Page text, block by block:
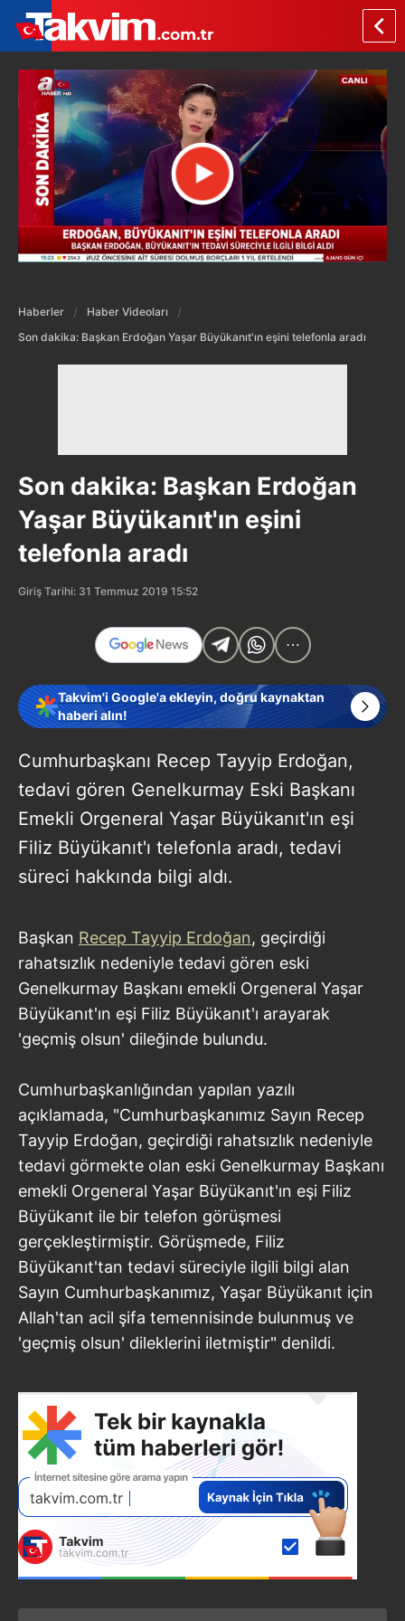
Haberler
Haber Videoları
Son dakika: Başkan Erdoğan Yaşar Büyükanıt'ın eşini telefonla aradı
Son dakika: Başkan Erdoğan
Yaşar Büyükanıt'ın eşini
telefonla aradı
Giriş Tarihi: 31 Temmuz 2019 15:52
Takvim'i Google'a ekleyin, doğru kaynaktan
haberi alın!
Cumhurbaşkanı Recep Tayyip Erdoğan,
tedavi gören Genelkurmay Eski Başkanı
Emekli Orgeneral Yaşar Büyükanıt'ın eşi
Filiz Büyükanıt'ı telefonla aradı, tedavi
süreci hakkında bilgi aldı.
Başkan Recep Tayyip Erdoğan, geçirdiği
rahatsızlık nedeniyle tedavi gören eski
Genelkurmay Başkanı emekli Orgeneral Yaşar
Büyükanıt'ın eşi Filiz Büyükanıt'ı arayarak
'geçmiş olsun' dileğinde bulundu.
Cumhurbaşkanlığından yapılan yazılı
açıklamada, "Cumhurbaşkanımız Sayın Recep
Tayyip Erdoğan, geçirdiği rahatsızlık nedeniyle
tedavi görmekte olan eski Genelkurmay Başkanı
emekli Orgeneral Yaşar Büyükanıt'ın eşi Filiz
Büyükanıt ile bir telefon görüşmesi
gerçekleştirmiştir. Görüşmede, Filiz
Büyükanıt'tan tedavi süreciyle ilgili bilgi alan
Sayın Cumhurbaşkanımız, Yaşar Büyükanıt için
Allah'tan acil şifa temennisinde bulunmuş ve
'geçmiş olsun' dileklerini iletmiştir" denildi.